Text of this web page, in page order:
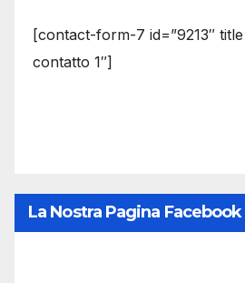
[contact-form-7 id=”9213″
contatto 1″]
La Nostra Pagina Facebook